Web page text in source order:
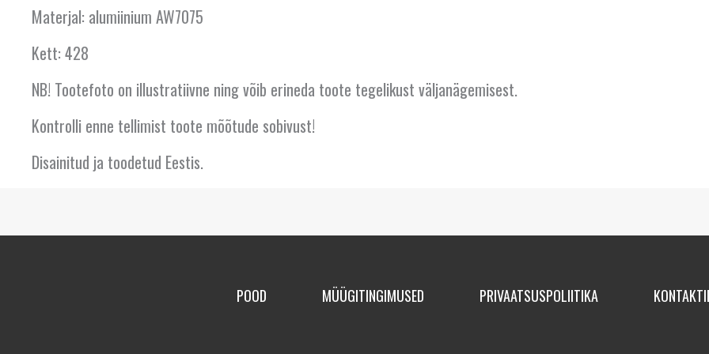
Materjal: alumiinium AW7075
Kett: 428
NB! Tootefoto on illustratiivne ning võib erineda toote tegelikust väljanägemisest.
Kontrolli enne tellimist toote mõõtude sobivust!
Disainitud ja toodetud Eestis.
POOD MÜÜGITINGIMUSED PRIVAATSUSPOLIITIKA